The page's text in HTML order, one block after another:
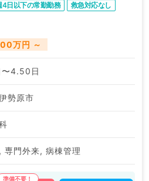
4日以下の常勤勤務
救急対応なし
万円 ～
4.50日
勢原市
専門外来, 病棟管理